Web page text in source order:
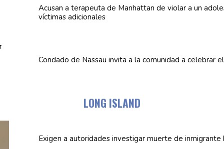
Acusan a terapeuta de Manhattan de violar a un
víctimas adicionales
Condado de Nassau invita a la comunidad a celebrar
LONG ISLAND
Exigen a autoridadesinvestigar muerte de inmigrante